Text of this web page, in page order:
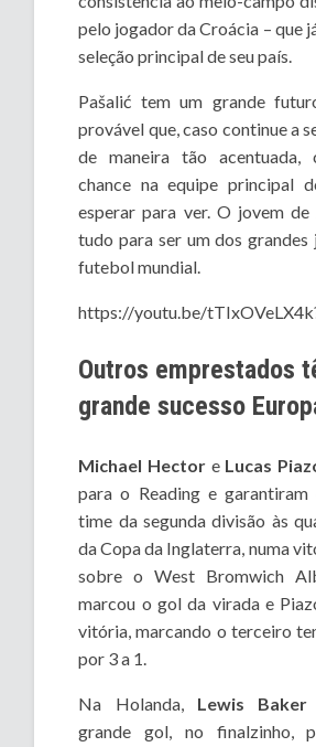
pelo jogador da Croácia – que
seleção principal de seu país.
Pašalić tem um grande
provável que, caso continue a
de maneira tão acentuada,
chance na equipe principal
esperar para ver. O jovem
tudo para ser um dos grandes
futebol mundial.
https://youtu.be/
Outros emprestados
grande sucesso
Michael Hectore Lucas
para o Reading e garantiram
time da segunda divisão às
da Copa da Inglaterra, numa
sobre o West Bromwich
marcou o gol da virada e
vitória, marcando o terceiro
por 3 a 1.
Na Holanda, Lewis Baker
grande gol, no finalzinho,